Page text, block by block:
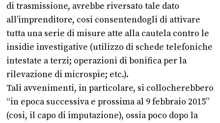
di trasmissione, avrebbe riversato tale dato
all’imprenditore, cosi consentendogli di attivare
tutta una serie di misure atte alla cautela contro le
insidie investigative (utilizzo di schede telefoniche
intestate a terzi; operazioni di bonifica per la
rilevazione di microspie; etc.).
Tali avvenimenti, in particolare, si collocherebbero
“in epoca successiva e prossima al 9 febbraio 2015”
(cosi, il capo di imputazione), ossia poco dopo la